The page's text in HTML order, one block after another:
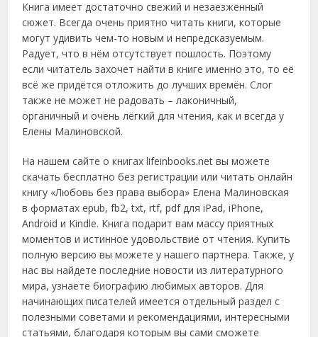
Книга имеет достаточно свежий и незаезженный
сюжет. Всегда очень приятно читать книги, которые
могут удивить чем-то новым и непредсказуемым.
Радует, что в нём отсутствует пошлость. Поэтому
если читатель захочет найти в книге именно это, то её
всё же придётся отложить до лучших времён. Слог
также не может не радовать – лаконичный,
органичный и очень лёгкий для чтения, как и всегда у
Елены Малиновской.
На нашем сайте о книгах lifeinbooks.net вы можете
скачать бесплатно без регистрации или читать онлайн
книгу «Любовь без права выбора» Елена Малиновская
в форматах epub, fb2, txt, rtf, pdf для iPad, iPhone,
Android и Kindle. Книга подарит вам массу приятных
моментов и истинное удовольствие от чтения. Купить
полную версию вы можете у нашего партнера. Также, у
нас вы найдете последние новости из литературного
мира, узнаете биографию любимых авторов. Для
начинающих писателей имеется отдельный раздел с
полезными советами и рекомендациями, интересными
статьями, благодаря которым вы сами сможете